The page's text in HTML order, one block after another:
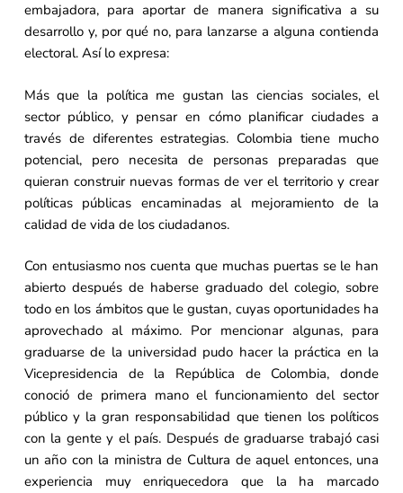
embajadora, para aportar de manera significativa a su
desarrollo y, por qué no, para lanzarse a alguna contienda
electoral. Así lo expresa:
Más que la política me gustan las ciencias sociales, el
sector público, y pensar en cómo planificar ciudades a
través de diferentes estrategias. Colombia tiene mucho
potencial, pero necesita de personas preparadas que
quieran construir nuevas formas de ver el territorio y crear
políticas públicas encaminadas al mejoramiento de la
calidad de vida de los ciudadanos.
Con entusiasmo nos cuenta que muchas puertas se le han
abierto después de haberse graduado del colegio, sobre
todo en los ámbitos que le gustan, cuyas oportunidades ha
aprovechado al máximo. Por mencionar algunas, para
graduarse de la universidad pudo hacer la práctica en la
Vicepresidencia de la República de Colombia, donde
conoció de primera mano el funcionamiento del sector
público y la gran responsabilidad que tienen los políticos
con la gente y el país. Después de graduarse trabajó casi
un año con la ministra de Cultura de aquel entonces, una
experiencia muy enriquecedora que la ha marcado